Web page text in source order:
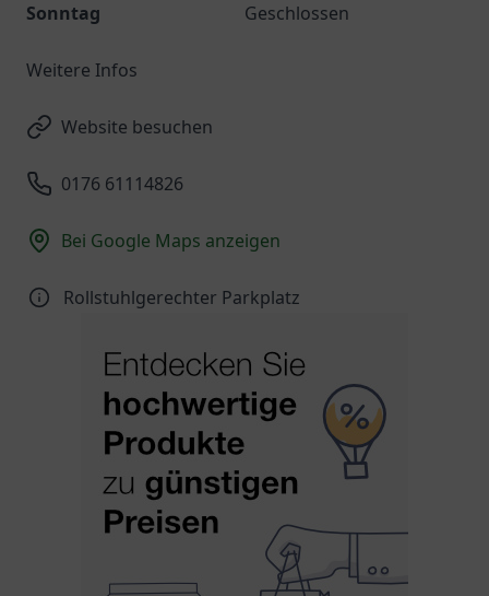
Sonntag
Geschlossen
Weitere Infos
Website besuchen
0176 61114826
Bei Google Maps anzeigen
Rollstuhlgerechter Parkplatz